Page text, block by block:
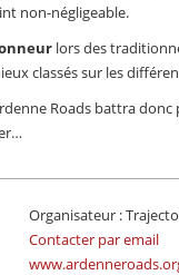
non-négligeable.
lors des
classés sur les
Roads battra
Organisateur :
Contacter par email